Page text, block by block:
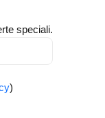
speciali.
)